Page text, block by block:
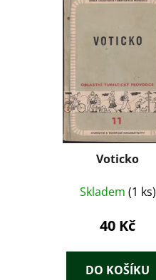
Voticko
Skladem (1 ks)
40 Kč
DO KOŠÍKU